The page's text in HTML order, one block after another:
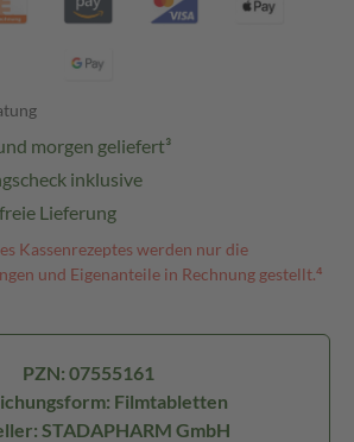
morgen geliefert³
inklusive
Lieferung
Kassenrezeptes werden nur die
und Eigenanteile in Rechnung gestellt.⁴
PZN: 07555161
Filmtabletten
STADAPHARM GmbH